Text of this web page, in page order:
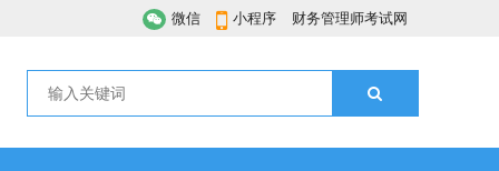
微信 小程序 财务管理师考试网